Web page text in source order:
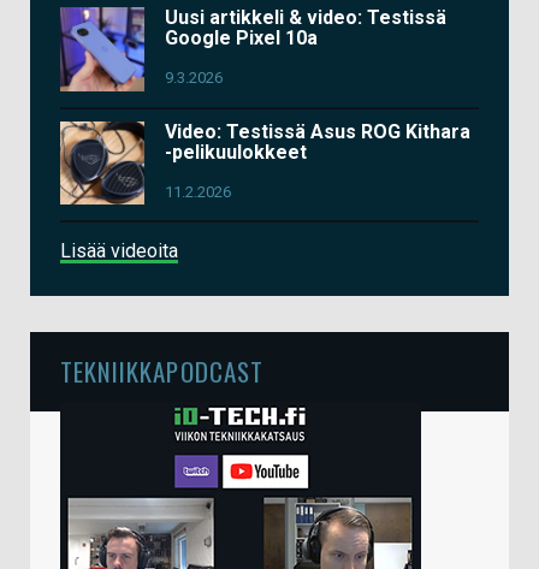
Uusi artikkeli & video: Testissä
Google Pixel 10a
9.3.2026
Video: Testissä Asus ROG Kithara
-pelikuulokkeet
11.2.2026
Lisää videoita
TEKNIIKKAPODCAST